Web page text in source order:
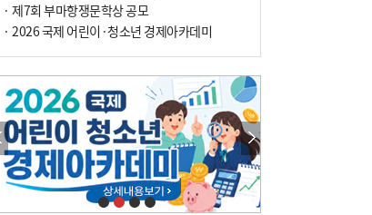
· 제7회 부마항쟁문학상 공모
· 2026 국제 어린이·청소년 경제아카데미